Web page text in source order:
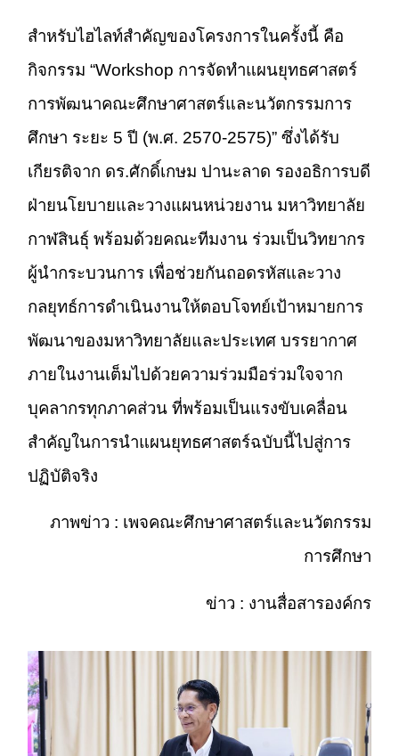
สำหรับไฮไลท์สำคัญของโครงการในครั้งนี้ คือ
กิจกรรม “Workshop การจัดทำแผนยุทธศาสตร์
การพัฒนาคณะศึกษาศาสตร์และนวัตกรรมการ
ศึกษา ระยะ 5 ปี (พ.ศ. 2570-2575)” ซึ่งได้รับ
เกียรติจาก ดร.ศักดิ์เกษม ปานะลาด รองอธิการบดี
ฝ่ายนโยบายและวางแผนหน่วยงาน มหาวิทยาลัย
กาฬสินธุ์ พร้อมด้วยคณะทีมงาน ร่วมเป็นวิทยากร
ผู้นำกระบวนการ เพื่อช่วยกันถอดรหัสและวาง
กลยุทธ์การดำเนินงานให้ตอบโจทย์เป้าหมายการ
พัฒนาของมหาวิทยาลัยและประเทศ บรรยากาศ
ภายในงานเต็มไปด้วยความร่วมมือร่วมใจจาก
บุคลากรทุกภาคส่วน ที่พร้อมเป็นแรงขับเคลื่อน
สำคัญในการนำแผนยุทธศาสตร์ฉบับนี้ไปสู่การ
ปฏิบัติจริง
ภาพข่าว : เพจคณะศึกษาศาสตร์และนวัตกรรม
การศึกษา
ข่าว : งานสื่อสารองค์กร